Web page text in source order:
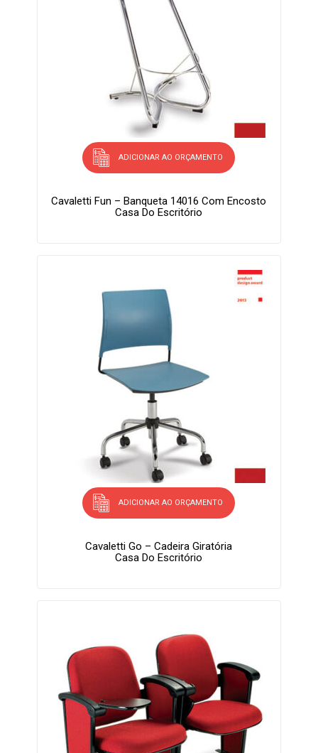
ADICIONAR AO ORÇAMENTO
Cavaletti Fun – Banqueta 14016 Com Encosto
Casa Do Escritório
ADICIONAR AO ORÇAMENTO
Cavaletti Go – Cadeira Giratória
Casa Do Escritório